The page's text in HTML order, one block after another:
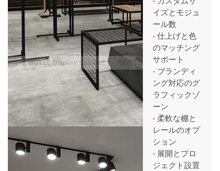
イズとモジュ
ール数
• 仕上げと色
のマッチング
サポート
• ブランディ
ング対応のグ
ラフィックゾ
ーン
• 柔軟な棚と
レールのオプ
ション
• 展開とプロ
ジェクト設置